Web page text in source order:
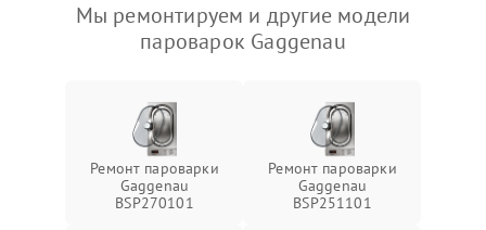
Мы ремонтируем и другие модели
пароварок Gaggenau
Ремонт пароварки
Gaggenau
BSP270101
Ремонт пароварки
Gaggenau
BSP251101